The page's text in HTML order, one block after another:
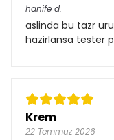
hanife d.
aslinda bu tazr
hazirlansa tester
Krem
22 Temmuz 2026